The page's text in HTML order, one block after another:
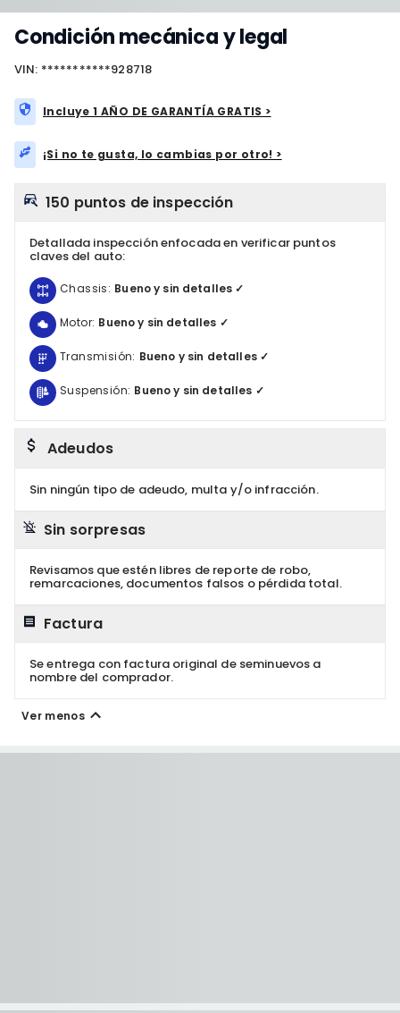
Condición mecánica y legal
VIN: ***********928718
Incluye 1 AÑO DE GARANTÍA GRATIS >
¡Si no te gusta, lo cambias por otro! >
150 puntos de inspección
Detallada inspección enfocada en verificar puntos
claves del auto:
Chassis: Bueno y sin detalles ✓
Motor: Bueno y sin detalles ✓
Transmisión: Bueno y sin detalles ✓
Suspensión: Bueno y sin detalles ✓
Adeudos
Sin ningún tipo de adeudo, multa y/o infracción.
Sin sorpresas
Revisamos que estén libres de reporte de robo,
remarcaciones, documentos falsos o pérdida total.
Factura
Se entrega con factura original de seminuevos a
nombre del comprador.
Ver menos